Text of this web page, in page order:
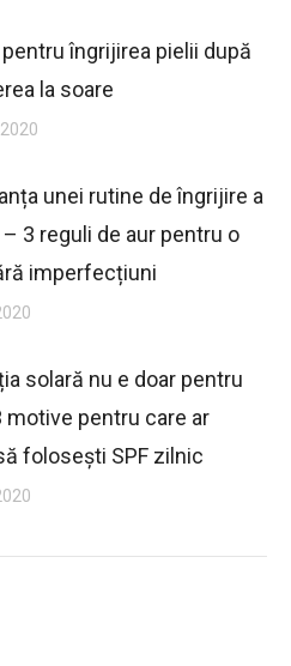
îngrijirea pielii după
la soare
unei rutine de îngrijire a
3 reguli de aur pentru o
imperfecțiuni
solară nu e doar pentru
motive pentru care ar
folosești SPF zilnic